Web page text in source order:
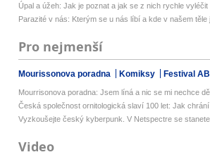
Úpal a úžeh: Jak je poznat a jak se z nich rychle vyléčit
Parazité v nás: Kterým se u nás líbí a kde v našem těle
Pro nejmenší
Mourissonova poradna Komiksy Festival
Mourrisonova poradna: Jsem líná a nic se mi nechce
Česká společnost ornitologická slaví 100 let: Jak
Vyzkoušejte český kyberpunk. V Netspectre se stanete
Video